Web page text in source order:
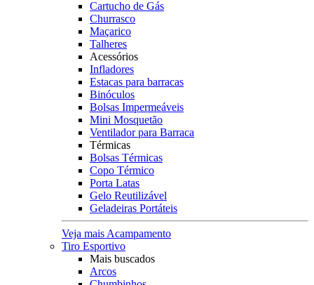
Cartucho de Gás
Churrasco
Maçarico
Talheres
Acessórios
Infladores
Estacas para barracas
Binóculos
Bolsas Impermeáveis
Mini Mosquetão
Ventilador para Barraca
Térmicas
Bolsas Térmicas
Copo Térmico
Porta Latas
Gelo Reutilizável
Geladeiras Portáteis
Veja mais Acampamento
Tiro Esportivo
Mais buscados
Arcos